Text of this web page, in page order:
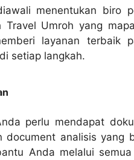
menentukan biro
Umroh yang
layanan terbaik
setiap langkah.
perlu mendapat
analisis yang
Anda melalui